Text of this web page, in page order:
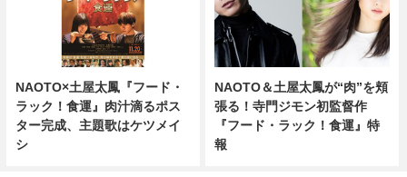
NAOTO×土屋太鳳『フード・
ラック！食運』肉汁滴るポス
ター完成、主題歌はケツメイ
シ
NAOTO＆土屋太鳳が“肉”を頬
張る！寺門ジモン初監督作
『フード・ラック！食運』特
報